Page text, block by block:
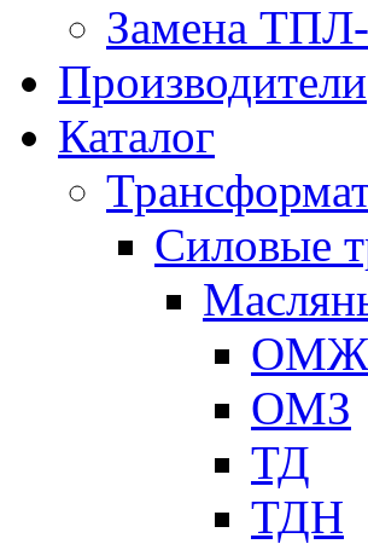
Замена
Производители
Каталог
Cиловые
ОМЖ
ОМЗ
ТД
ТДН